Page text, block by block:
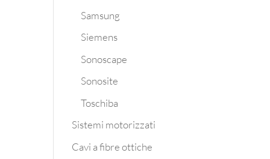
Samsung
Siemens
Sonoscape
Sonosite
Toschiba
Sistemi motorizzati
Cavi a fibre ottiche